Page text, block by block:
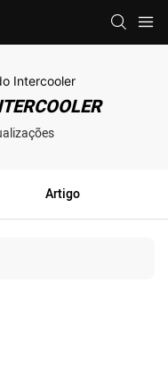
Intercooler
Artigo